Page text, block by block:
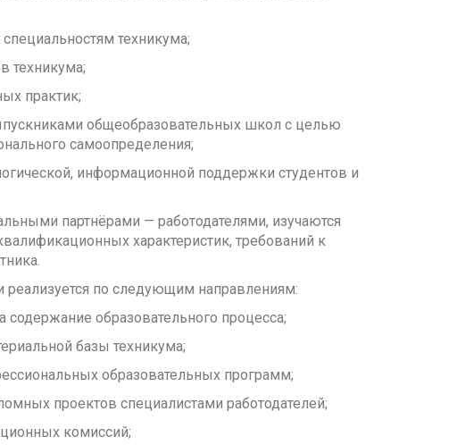
техникума;
техникума;
практик;
общеобразовательных школ с целью
самоопределения;
информационной поддержки студентов и
партнёрами — работодателями, изучаются
характеристик, требований к
по следующим направлениям:
образовательного процесса;
базы техникума;
образовательных программ;
проектов специалистами работодателей;
комиссий;